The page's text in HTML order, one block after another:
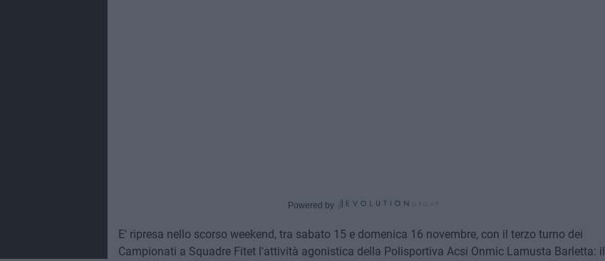
Powered by
E' ripresa nello scorso weekend, tra sabato 15 e domenica 16 novembre, con il terzo turno dei
Campionati a Squadre Fitet l'attività agonistica della Polisportiva Acsi Onmic Lamusta Barletta: il